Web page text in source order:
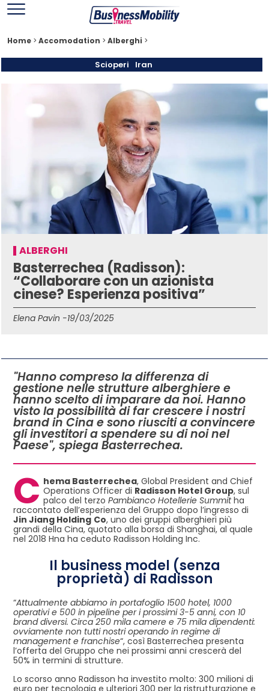
Home > Accomodation > Alberghi >
Scioperi Iran
ALBERGHI
Basterrechea (Radisson):
“Collaborare con un azionista
cinese? Esperienza positiva”
Elena Pavin -19/03/2025
"Hanno compreso la differenza di
gestione nelle strutture alberghiere e
hanno scelto di imparare da noi. Hanno
visto la possibilità di far crescere i nostri
brand in Cina e sono riusciti a convincere
gli investitori a spendere su di noi nel
Paese", spiega Basterrechea.
C hema Basterrechea, Global President and Chief
Operations Officer di Radisson Hotel Group, sul
palco del terzo Pambianco Hotellerie Summitha
raccontato dell’esperienza del Gruppo dopo l’ingresso di
Jin Jiang Holding Co, uno dei gruppi alberghieri più
grandi della Cina, quotato alla borsa di Shanghai, al quale
nel 2018 Hna ha ceduto Radisson Holding Inc.
Il business model (senza
proprietà) di Radisson
“Attualmente abbiamo in portafoglio 1500 hotel, 1000
operativi e 500 in pipeline per i prossimi 3-5 anni, con 10
brand diversi. Circa 250 mila camere e 75 mila dipendenti:
ovviamente non tutti nostri operando in regime di
management e franchise“, così Basterrechea presenta
l’offerta del Gruppo che nei prossimi anni crescerà del
50% in termini di strutture.
Lo scorso anno Radisson ha investito molto: 300 milioni di
euro per tecnologia e ulteriori 300 per la ristrutturazione e